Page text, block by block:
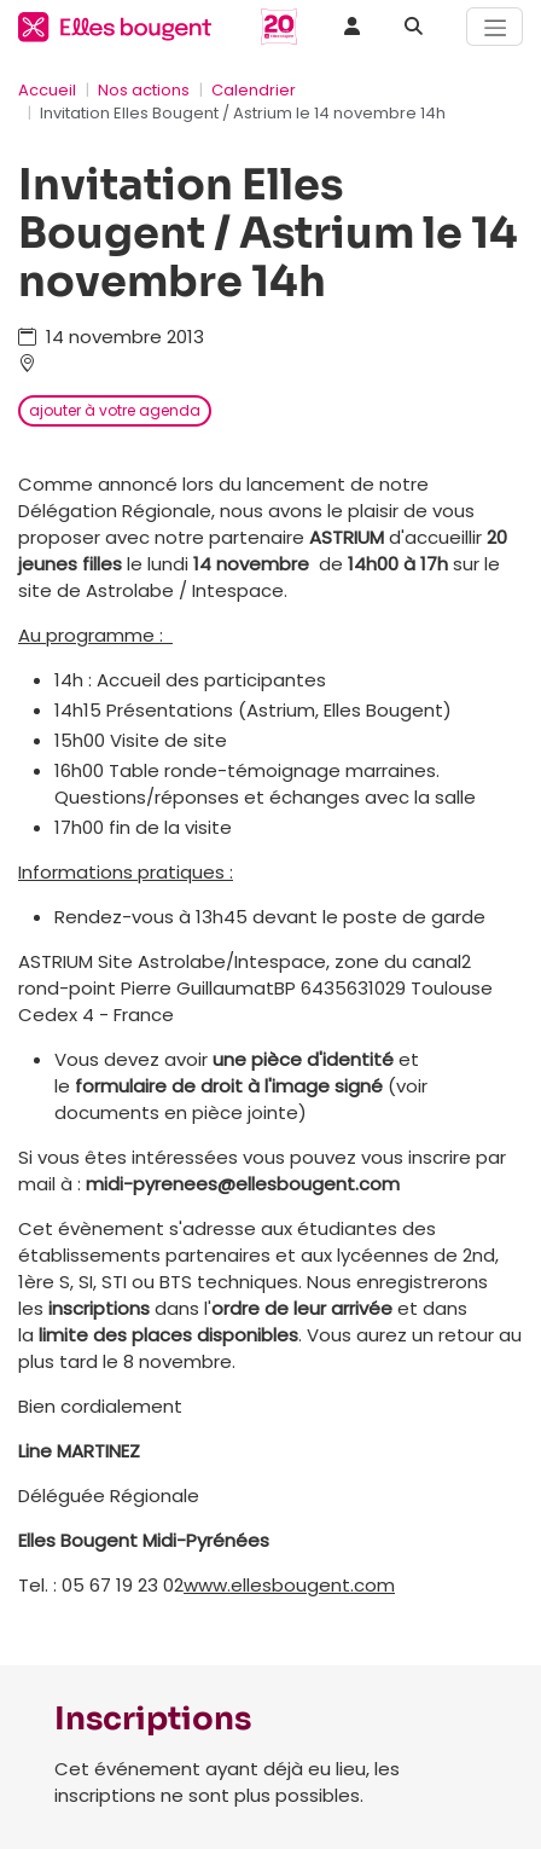
Accueil Nos actions
Calendrier
Invitation Elles Bougent / Astrium le 14 novembre 14h
Invitation Elles
Bougent / Astrium le 14
novembre 14h
14 novembre 2013
ajouter à votre agenda
Comme annoncé lors du lancement de notre
Délégation Régionale, nous avons le plaisir de vous
proposer avec notre partenaire ASTRIUMd'accueillir20
jeunes fillesle lundi 14 novembre de 14h00 à 17hsur le
site de Astrolabe / Intespace.
Au programme :
14h : Accueil des participantes
14h15 Présentations (Astrium, Elles Bougent)
15h00 Visite de site
16h00 Table ronde-témoignage marraines.
Questions/réponses et échanges avec la salle
17h00 fin de la visite
Informations pratiques :
Rendez-vous à 13h45 devant le poste de garde
ASTRIUM Site Astrolabe/Intespace, zone du canal2
rond-point Pierre GuillaumatBP 6435631029 Toulouse
Cedex 4 - France
Vous devez avoirune pièce d'identitéet
le formulaire de droit à l'image signé (voir
documents en pièce jointe)
Si vous êtes intéressées vous pouvez vous inscrire par
mail à : midi-pyrenees@ellesbougent.com
Cet évènement s'adresse aux étudiantes des
établissements partenaires et aux lycéennes de 2nd,
1ère S, SI, STI ou BTS techniques. Nous enregistrerons
les inscriptionsdans l'ordre de leur arrivéeet dans
la limite des places disponibles. Vous aurez un retour au
plus tard le 8 novembre.
Bien cordialement
Line MARTINEZ
Déléguée Régionale
Elles Bougent Midi-Pyrénées
Tel. : 05 67 19 23 02www.ellesbougent.com
Inscriptions
Cet événement ayant déjà eu lieu, les
inscriptions ne sont plus possibles.